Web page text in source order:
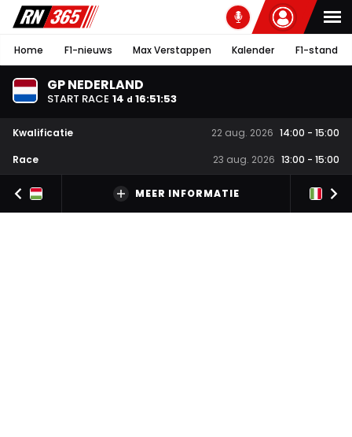
Home F1-nieuws Max Verstappen Kalender F1-stand
GP NEDERLAND
START RACE 14 d 16:51:52
Kwalificatie 22 aug. 2026 14:00 - 15:00
Race
23 aug. 2026 13:00 - 15:00
MEER INFORMATIE